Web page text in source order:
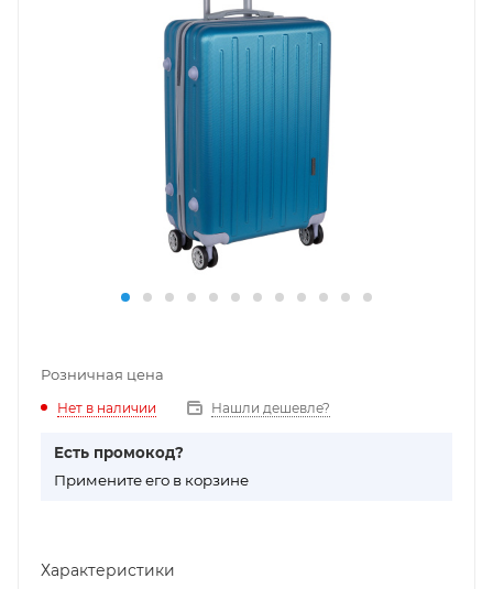
Розничная цена
Нет в наличии Нашли дешевле?
Есть промокод?
Примените его в корзине
Характеристики